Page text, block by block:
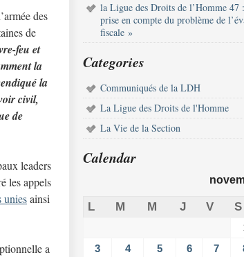
des
de
feu et
la
la
civil,
de
leaders
les appels
uniesainsi
a
la Ligue des Droits de l’Homme 47
prise en compte du problème de
fiscale »
Categories
Communiqués de la LDH
La Ligue des Droits de l'Homme
La Vie de la Section
Calendar
L M M J V S
3 4 5 6 7